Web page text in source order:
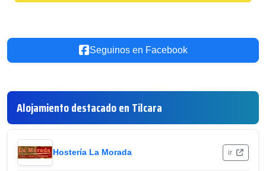
Seguinos en Facebook
Alojamiento destacado en Tilcara
Hostería La Morada ir